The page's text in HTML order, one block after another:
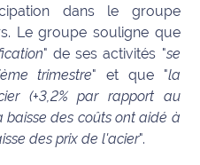
dans le groupe
Le groupe souligne que
" de ses activités "se
trimestre" et que "la
(+3,2% par rapport au
des coûts ont aidé à
des prix de l'acier".